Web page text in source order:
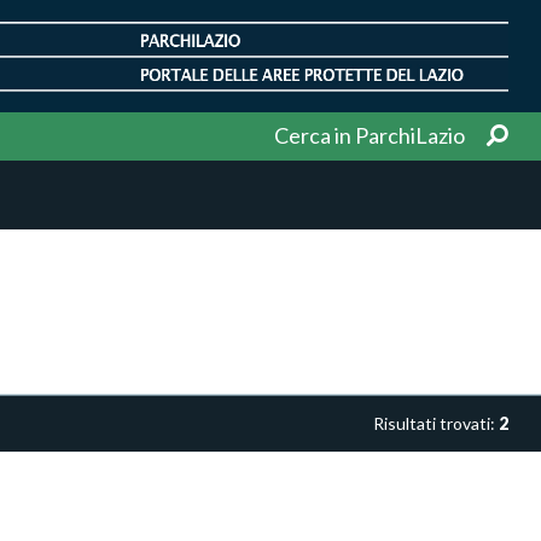
Cerca in ParchiLazio
Risultati trovati: 2